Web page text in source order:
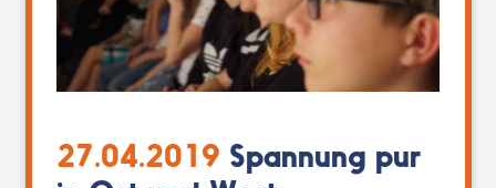
27.04.2019 Spannung pur